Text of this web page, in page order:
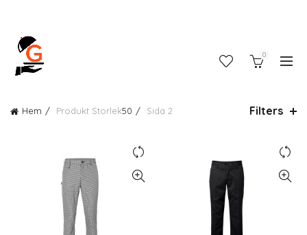
0
Hem Produkt Storlek50 Sida 2 Filters